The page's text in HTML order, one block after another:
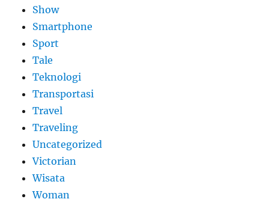
Show
Smartphone
Sport
Tale
Teknologi
Transportasi
Travel
Traveling
Uncategorized
Victorian
Wisata
Woman